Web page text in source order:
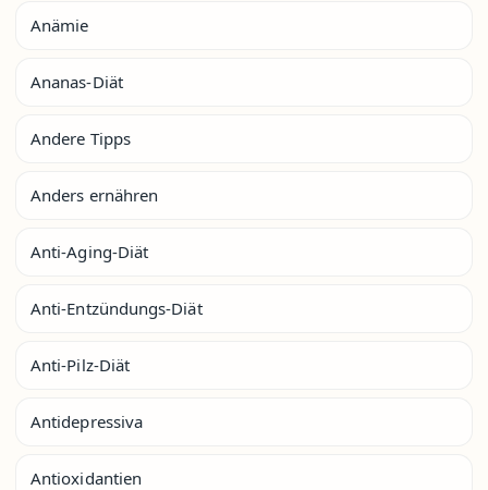
Anämie
Ananas-Diät
Andere Tipps
Anders ernähren
Anti-Aging-Diät
Anti-Entzündungs-Diät
Anti-Pilz-Diät
Antidepressiva
Antioxidantien